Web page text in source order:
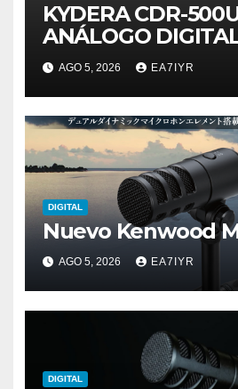
KYDERA CDR-
ANÁLOGO
AGO 5, 2026 EA7IYR
DIGITAL
Nuevo Kenwood
AGO 5, 2026 EA7IYR
DIGITAL